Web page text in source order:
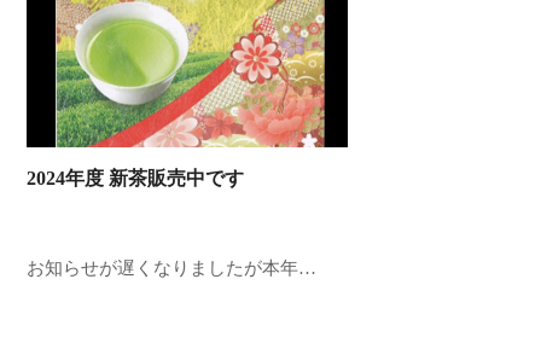
2024年度 新茶販売中です
お知らせが遅くなりましたが本年…